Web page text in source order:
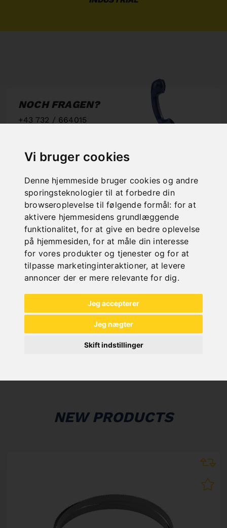
Vi bruger cookies
Denne hjemmeside bruger cookies og andre
sporingsteknologier til at forbedre din
browseroplevelse til følgende formål: for at
aktivere hjemmesidens grundlæggende
funktionalitet,for at give en bedre oplevelse
på hjemmesiden,for at måle din interesse
for vores produkter og tjenester og for at
tilpasse marketinginteraktioner, at levere
annoncer der er mere relevante for dig.
Jeg accepterer
Jeg nægter
Skift indstillinger
NOCH FRAGEN?
+43 732 / 664015
SCHNELLE
LIEFERUNG
KATALOGE
NEW PRODUCTS